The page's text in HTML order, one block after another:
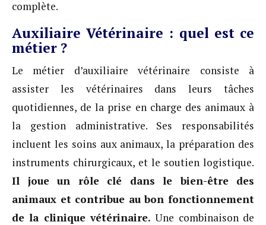
complète.
Auxiliaire Vétérinaire : quel est ce
métier ?
Le métier d’auxiliaire vétérinaire consiste à
assister les vétérinaires dans leurs tâches
quotidiennes, de la prise en charge des animaux à
la gestion administrative. Ses responsabilités
incluent les soins aux animaux, la préparation des
instruments chirurgicaux, et le soutien logistique.
Il joue un rôle clé dans le bien-être des
animaux et contribue au bon fonctionnement
de la clinique vétérinaire.Une combinaison de